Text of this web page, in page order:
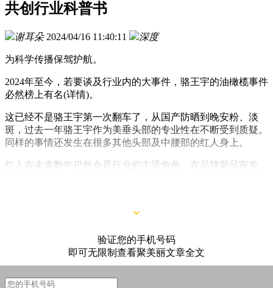
共创行业科普书
谢耳朵 2024/04/16 11:40:11 深度
为科学传播保驾护航。
2024年至今，若要谈及行业内的大事件，骆王宇的油橄榄事件
必然榜上有名(详情)。
这已经不是骆王宇第一次翻车了，从国产防晒到晚安粉、淡
斑，过去一年骆王宇作为美垂头部的专业性在不断受到质疑。
同样的事情还发生在很多其他头部及中腰部的红人身上。
红人在未来数年仍然会是行业的主流角色，在品牌新品宣发、
验证您的手机号码
即可无限制查看聚美丽文章全文